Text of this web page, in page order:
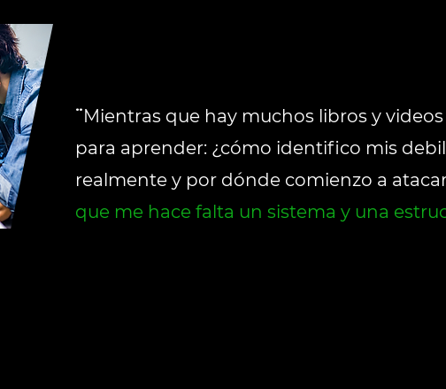
¨Mientras que hay muchos libros y
para aprender: ¿cómo identifico mis
realmente y por dónde comienzo a
que me hace falta un sistema y una